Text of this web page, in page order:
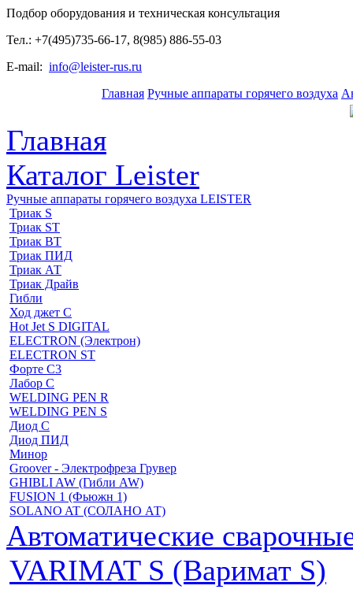
Подбор оборудования и техническая консультация
Тел.: +7(495)735-66-17, 8(985) 886-55-03
E-mail: info@leister-rus.ru
Главная Ручные аппараты горячего воздуха
Главная
Каталог Leister
Ручные аппараты горячего воздуха LEISTER
Триак S
Триак ST
Триак ВТ
Триак ПИД
Триак АТ
Триак Драйв
Гибли
Ход джет С
Hot Jet S DIGITAL
ELECTRON (Электрон)
ELECTRON ST
Форте С3
Лабор С
WELDING PEN R
WELDING PEN S
Диод С
Диод ПИД
Минор
Groover - Электрофреза Грувер
GHIBLI AW (Гибли AW)
FUSION 1 (Фьюжн 1)
SOLANO AT (СОЛАНО АТ)
Автоматические
VARIMAT S (Варимат S)